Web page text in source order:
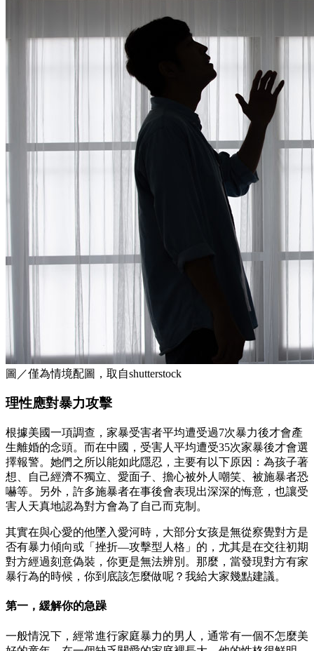
圖／僅為情境配圖，取自shutterstock
理性應對暴力攻擊
根據美國一項調查，家暴受害者平均遭受過7次暴力後才會產
生離婚的念頭。而在中國，受害人平均遭受35次家暴後才會選
擇報警。她們之所以能如此隱忍，主要有以下原因：為孩子著
想、自己經濟不獨立、愛面子、擔心被外人嘲笑、被施暴者恐
嚇等。另外，許多施暴者在事後會表現出深深的悔意，也讓受
害人天真地認為對方會為了自己而克制。
其實在與心愛的他墜入愛河時，大部分女孩是無從察覺對方是
否有暴力傾向或「挫折—攻擊型人格」的，尤其是在交往初期
對方經過刻意偽裝，你更是無法辨別。那麼，當發現對方有家
暴行為的時候，你到底該怎麼做呢？我給大家幾點建議。
第一，緩解你的急躁
一般情況下，經常進行家庭暴力的男人，通常有一個不怎麼美